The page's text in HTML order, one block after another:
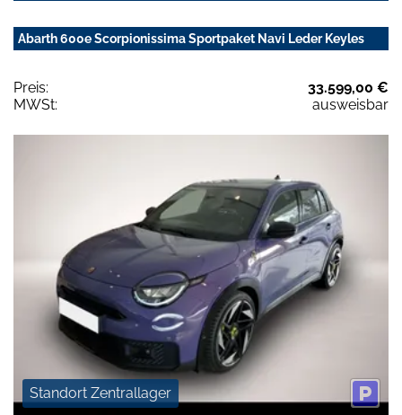
Abarth 600e Scorpionissima Sportpaket Navi Leder Keyles
Preis:
33.599,00 €
MWSt:
ausweisbar
Standort Zentrallager